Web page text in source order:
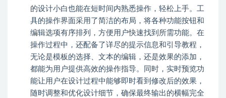
的设计小白也能在短时间内熟悉操作，轻松上手。工
具的操作界面采用了简洁的布局，将各种功能按钮和
编辑选项有序排列，方便用户快速找到所需功能。在
操作过程中，还配备了详尽的提示信息和引导教程，
无论是模板的选择、文本的编辑，还是效果的添加，
都能为用户提供高效的操作指导。同时，实时预览功
能让用户在设计过程中能够即时看到修改后的效果，
随时调整和优化设计细节，确保最终输出的横幅完全